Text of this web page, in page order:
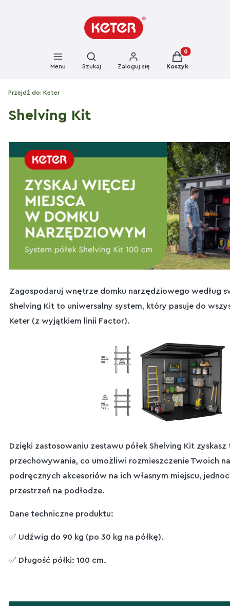
Menu
Otwórz wyszukiwarkę
Szukaj Zaloguj się
Produkty w
Koszyk
Przejdź do: Keter
Shelving Kit
Zagospodaruj wnętrze domku narzędziowego według
Shelving Kit to uniwersalny system, który pasuje do
Keter (z wyjątkiem linii Factor).
Dzięki zastosowaniu zestawu półek Shelving Kit zyskasz
przechowywania, co umożliwi rozmieszczenie Twoich
podręcznych akcesoriów na ich własnym miejscu,
przestrzeń na podłodze.
Dane techniczne produktu:
✅ Udźwig do 90 kg (po 30 kg na półkę).
✅ Długość półki: 100 cm.